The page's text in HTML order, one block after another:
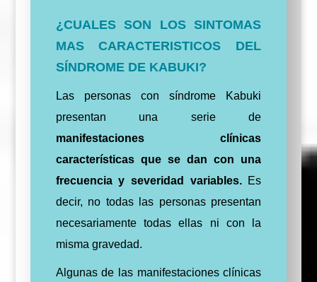
¿CUALES SON LOS SINTOMAS
MAS CARACTERISTICOS DEL
SÍNDROME DE KABUKI?
Las personas con síndrome Kabuki
presentan una serie de
manifestaciones clínicas
características que se dan con una
frecuencia y severidad variables.Es
decir, no todas las personas presentan
necesariamente todas ellas ni con la
misma gravedad.
Algunas de las manifestaciones clínicas